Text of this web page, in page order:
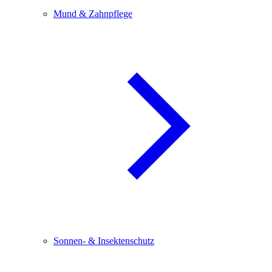
Mund & Zahnpflege
Sonnen- & Insektenschutz